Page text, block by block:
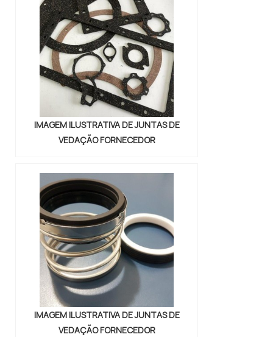
vedação, com a melhor mão de obra
da Vital Indústria de Auto Peças, o
cliente receberá ótima qualidade
com responsabilidade ambient...
IMAGEM ILUSTRATIVA DE JUNTAS DE
VEDAÇÃO FORNECEDOR
IMAGEM ILUSTRATIVA DE JUNTAS DE
VEDAÇÃO FORNECEDOR